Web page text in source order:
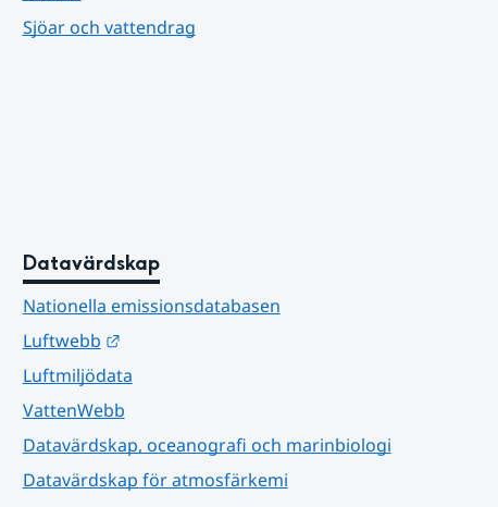
Sjöar och vattendrag
Datavärdskap
Nationella emissionsdatabasen
Luftwebb
Länk till annan webbplats.
Luftmiljödata
VattenWebb
Datavärdskap, oceanografi och marinbiologi
Datavärdskap för atmosfärkemi